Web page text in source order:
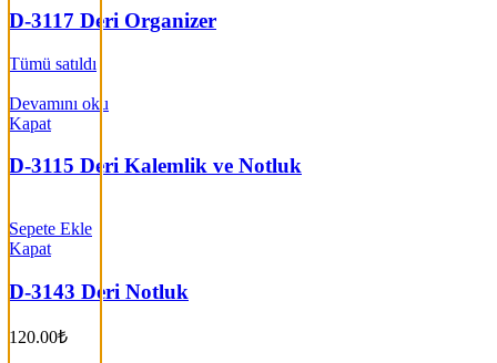
D-3117 Deri Organizer
Tümü satıldı
Devamını oku
Kapat
D-3115 Deri Kalemlik ve Notluk
Sepete Ekle
Kapat
D-3143 Deri Notluk
120.00₺